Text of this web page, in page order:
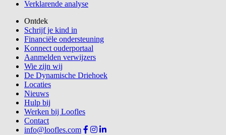
Verklarende analyse
Ontdek
Schrijf je kind in
Financiële ondersteuning
Konnect ouderportaal
Aanmelden verwijzers
Wie zijn wij
De Dynamische Driehoek
Locaties
Nieuws
Hulp bij
Werken bij Loofles
Contact
info@loofles.com